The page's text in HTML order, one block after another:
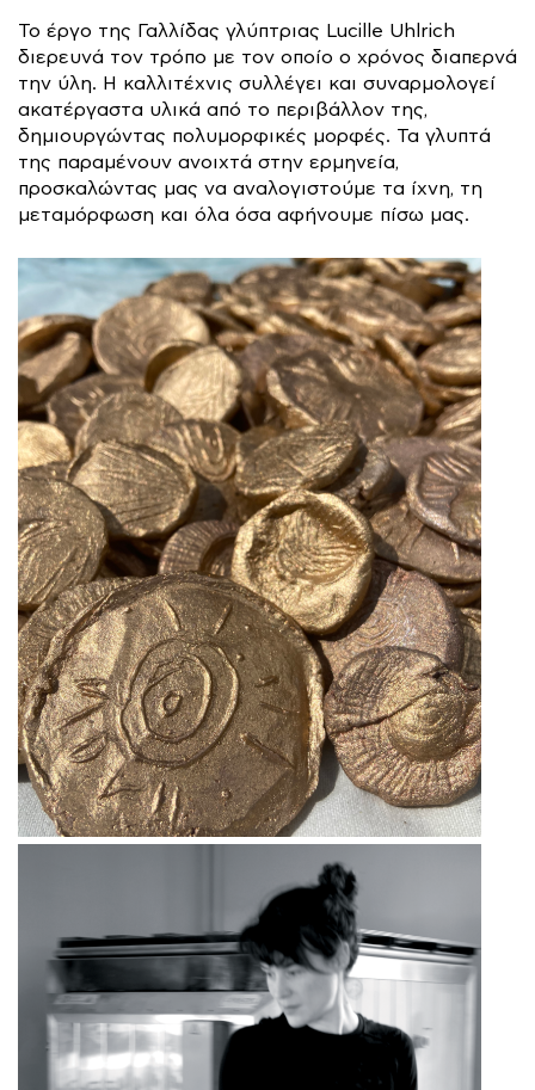
Το έργο της Γαλλίδας γλύπτριας Lucille Uhlrich
διερευνά τον τρόπο με τον οποίο ο χρόνος διαπερνά
την ύλη. Η καλλιτέχνις συλλέγει και συναρμολογεί
ακατέργαστα υλικά από το περιβάλλον της,
δημιουργώντας πολυμορφικές μορφές. Τα γλυπτά
της παραμένουν ανοιχτά στην ερμηνεία,
προσκαλώντας μας να αναλογιστούμε τα ίχνη, τη
μεταμόρφωση και όλα όσα αφήνουμε πίσω μας.